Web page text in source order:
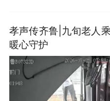
孝声传齐鲁|九旬老人
暖心守护